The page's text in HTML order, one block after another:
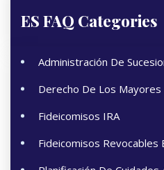
ES FAQ Categories
Administración De
Derecho De Los Mayores
Fideicomisos IRA
Fideicomisos Revocables